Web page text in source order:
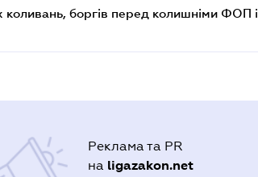
коливань, боргів перед колишніми ФОП і
Реклама та PR
на ligazakon.net